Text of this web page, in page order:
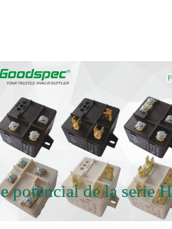
potencial de la serie